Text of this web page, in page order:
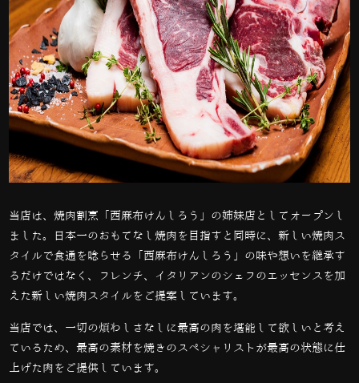
当店は、焼肉割烹「西麻布けんしろう」の姉妹店としてオープンし
ました。日本一のおもてなし焼肉を目指すと同時に、新しい焼肉ス
タイルで食通を唸らせる「西麻布けんしろう」の味や想いを継承す
るだけではなく、フレンチ、イタリアンのシェフのエッセンスを加
えた新しい焼肉スタイルをご提案しています。
当店では、一切の煩わしさなしに最高の肉を堪能して欲しいと考え
ているため、最高の素材を焼きのスペシャリストが最高の状態に仕
上げた肉をご提供しています。